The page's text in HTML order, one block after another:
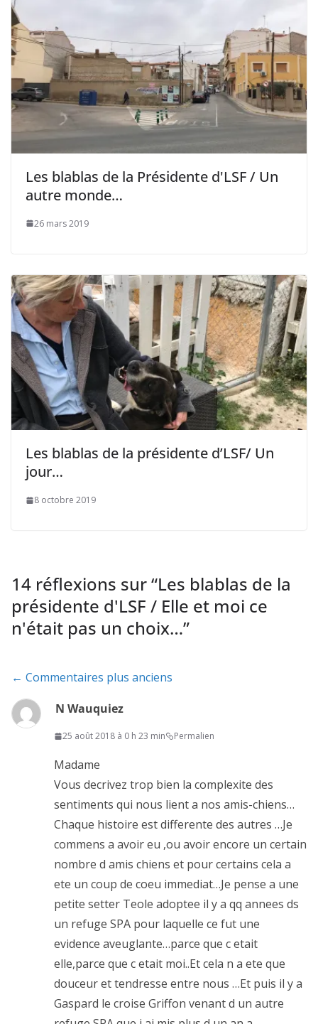
Les blablas de la Présidente d'LSF / Un
autre monde…
26 mars 2019
Les blablas de la présidente d’LSF/ Un
jour…
8 octobre 2019
14 réflexions sur “Les blablas de la
présidente d'LSF / Elle et moi ce
n'était pas un choix…”
Navigation
de
commentaire
← Commentaires plus anciens
N Wauquiez
25 août 2018 à 0 h 23 min Permalien
Madame
Vous decrivez trop bien la complexite des
sentiments qui nous lient a nos amis-chiens…
Chaque histoire est differente des autres …Je
commens a avoir eu ,ou avoir encore un certain
nombre d amis chiens et pour certains cela a
ete un coup de coeu immediat…Je pense a une
petite setter Teole adoptee il y a qq annees ds
un refuge SPA pour laquelle ce fut une
evidence aveuglante…parce que c etait
elle,parce que c etait moi..Et cela n a ete que
douceur et tendresse entre nous …Et puis il y a
Gaspard le croise Griffon venant d un autre